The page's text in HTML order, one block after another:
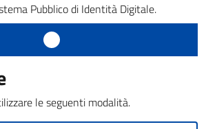
Pubblico di Identità Digitale.
le seguenti modalità.